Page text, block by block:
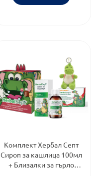
Комплект Хербал Септ
Сироп за кашлица 100мл
+ Близалки за гърло